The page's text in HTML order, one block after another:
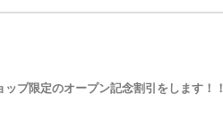
プ限定のオープン記念割引をします！！